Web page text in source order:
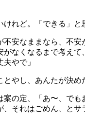
れど。「できる」と
不安なままなら、不
がなくなるまで考え
やで」
やし、あんたが決め
案の定、「あ〜、で
それはごめん、とサ